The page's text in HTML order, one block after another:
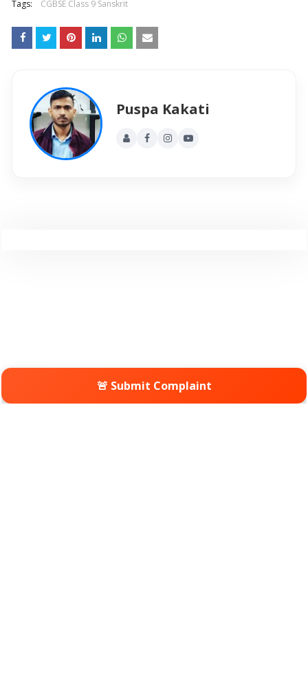
Tags: CGBSE Class 9 Sanskrit
Puspa Kakati
🚨 Submit Complaint